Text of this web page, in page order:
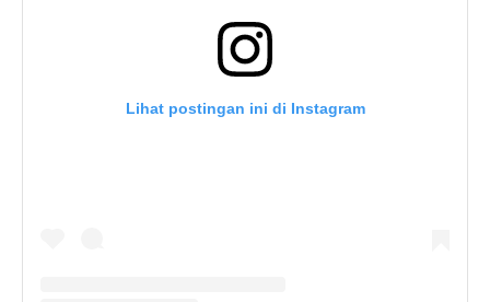
Lihat postingan ini di Instagram